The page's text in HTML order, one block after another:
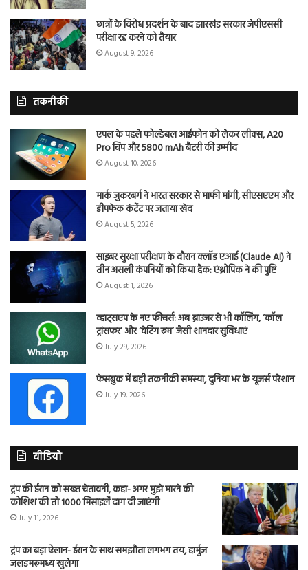
छात्रों के विरोध प्रदर्शन के बाद झारखंड सरकार जेपीएससी
परीक्षा रद्द करने को तैयार
August 9, 2026
तकनीकी
एपल के पहले फोल्डेबल आईफोन को लेकर लीक्स, A20
Pro चिप और 5800 mAh बैटरी की उम्मीद
August 10, 2026
मार्क जुकरबर्ग ने भारत सरकार से माफी मांगी, सीएसएएम और
डीपफेक कंटेंट पर जताया खेद
August 5, 2026
साइबर सुरक्षा परीक्षण के दौरान क्लॉड एआई (Claude AI) ने
तीन असली कंपनियों को किया हैक: एंथ्रोपिक ने की पुष्टि
August 1, 2026
व्हाट्सएप के नए फीचर्स: अब ब्राउजर से भी कॉलिंग, ‘कॉल
ट्रांसफर’ और ‘वेटिंग रूम’ जैसी शानदार सुविधाएं
July 29, 2026
फेसबुक में बड़ी तकनीकी समस्या, दुनिया भर के यूजर्स परेशान
July 19, 2026
वीडियो
ट्रंप की ईरान को सख्त चेतावनी, कहा- अगर मुझे मारने की
कोशिश की तो 1000 मिसाइलें दाग दी जाएंगी
July 11, 2026
ट्रंप का बड़ा ऐलान- ईरान के साथ समझौता लगभग तय, हार्मुज
जलडमरूमध्य खुलेगा